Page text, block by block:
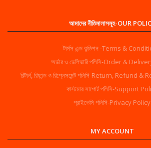
আমাদের নীতিমালাসমূহ-OUR
টার্মস এন্ড কন্ডিশন -Terms &
অর্ডার ও ডেলিভারি পলিসি-Order &
রিটার্ন, রিফান্ড ও রিপ্লেসমেন্ট পলিসি-Return,
কাস্টমার সাপোর্ট পলিসি-Support
প্রাইভেসি পলিসি-Privacy Policy
MY ACCOUNT